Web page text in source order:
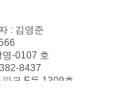
: 김영준
-0107 호
8437
크 E동 1309호